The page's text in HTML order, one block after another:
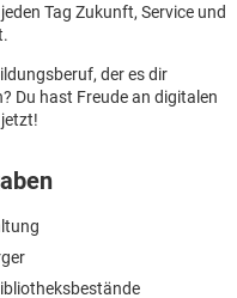
Tag Zukunft, Service und
der es dir
Du hast Freude an digitalen